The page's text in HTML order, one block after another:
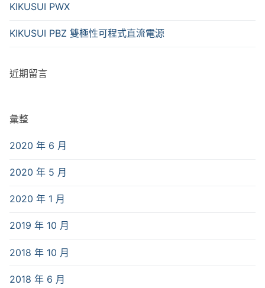
KIKUSUI PWX
KIKUSUI PBZ 雙極性可程式直流電源
近期留言
彙整
2020 年 6 月
2020 年 5 月
2020 年 1 月
2019 年 10 月
2018 年 10 月
2018 年 6 月